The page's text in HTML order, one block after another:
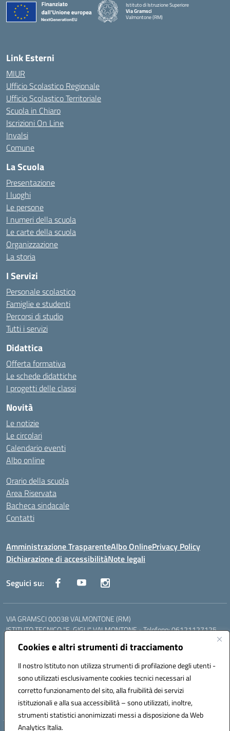
Cookies e altri strumenti di tracciamento
Il nostro Istituto non utilizza strumenti di profilazione degli utenti -
sono utilizzati esclusivamente cookies tecnici necessari al
corretto funzionamento del sito, alla fruibilità dei servizi
istituzionali e alla sua accessibilità – sono utilizzati, inoltre,
strumenti statistici anonimizzati messi a disposizione da Web
Analytics Italia.
Istituto di Istruzione Superiore
Via Gramsci
Valmontone (RM)
Link Esterni
MIUR
Ufficio Scolastico Regionale
Ufficio Scolastico Territoriale
Scuola in Chiaro
Iscrizioni On Line
Invalsi
Comune
La Scuola
Presentazione
I luoghi
Le persone
I numeri della scuola
Le carte della scuola
Organizzazione
La storia
I Servizi
Personale scolastico
Famiglie e studenti
Percorsi di studio
Tutti i servizi
Didattica
Offerta formativa
Le schede didattiche
I progetti delle classi
Novità
Le notizie
Le circolari
Calendario eventi
Albo online
Orario della scuola
Area Riservata
Bacheca sindacale
Contatti
Amministrazione TrasparenteAlbo OnlinePrivacy Policy
Dichiarazione di accessibilitàNote legali
Seguici su:
VIA GRAMSCI 00038 VALMONTONE (RM)
ISTITUTO TECNICO "E. GIGLI" VALMONTONE - Telefono: 06121127125
06121126825
LICEO DELLE SCIENZE UMANE "P.L. NERVI" SEGNI - Telefono:
Mail: RMIS099002@istruzione.it - PEC: RMIS099002@pec.istruzione.it
Codice meccanografico: RMIS099002
Codice fiscale: 95036960581